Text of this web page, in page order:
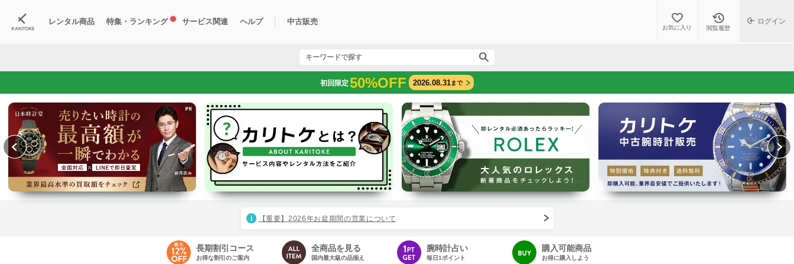
レンタル商品
購入可能商品
特集・ランキング サービス関連
獲得できるポイント カリトケとは？
ヘルプ
Q&A
中古販売
中古販売商品 中古販売について
お気に入り 閲覧履歴
ログイン
初回限定50%OFF 2026.08.31まで
【重要】2026年お盆期間の営業について
長期割引コース
お得な割引のご案内
全商品を見る
国内最大級の品揃え
腕時計占い
毎日1ポイント
購入可能商品
お得に購入しよう